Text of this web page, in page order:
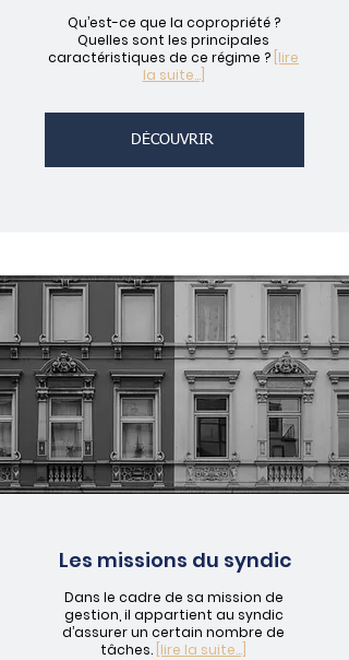
Qu’est-ce que la copropriété ?
Quelles sont les principales
caractéristiques de ce régime ? [lire
la suite...]
DÉCOUVRIR
Les missions du syndic
Dans le cadre de sa mission de
gestion, il appartient au syndic
d’assurer un certain nombre de
tâches. [lire la suite...]